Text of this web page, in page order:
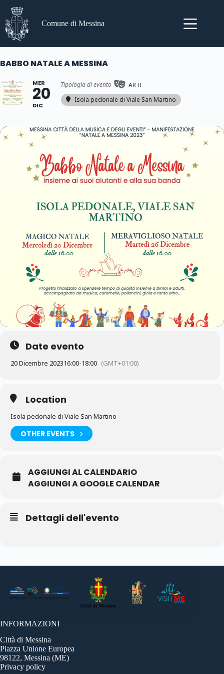
contenuto
Comune di Messina
BABBO NATALE A MESSINA
MER
20
DIC
Tipologia di evento
ARTE
Isola pedonale di Viale San Martino
Date evento
20 Dicembre 202316:00-18:00 (GMT+01:00)
Location
Isola pedonale di Viale San Martino
OTHER EVENTS
AGGIUNGI AL CALENDARIO
AGGIUNGI A GOOGLE CALENDAR
Dettagli dell'evento
INFORMAZIONI
Città di Messina
Piazza Unione Europea
98122, Messina (ME)
Privacy policy